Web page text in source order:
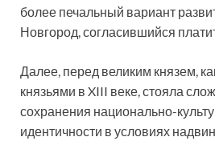
более печальный вариант
Новгород, согласившийся
Далее, перед великим князем,
князьями в XIII веке, стояла
сохранения национально-
идентичности в условиях